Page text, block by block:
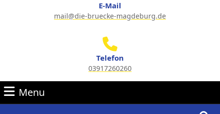
E-Mail
mail@die-bruecke-magdeburg.de
Telefon
03917260260
Phone
Menu